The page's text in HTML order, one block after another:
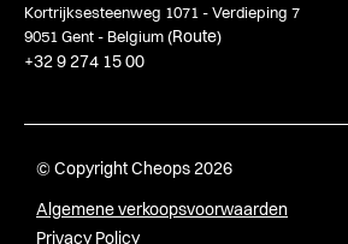
Kortrijksesteenweg 1071 - Verdieping 7
9051 Gent - Belgium (Route)
+32 9 274 15 00
© Copyright Cheops 2026
Algemene verkoopsvoorwaarden
Privacy Policy